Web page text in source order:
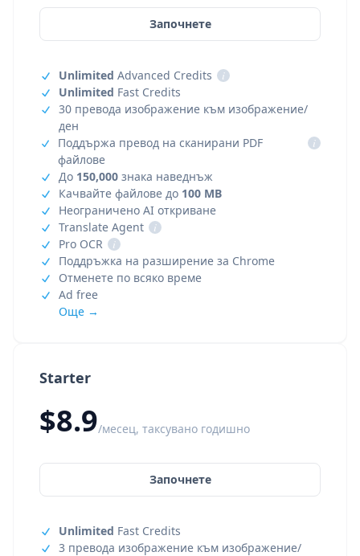
Starter
$8.9/месец, таксувано годишно
Започнете
Unlimited Fast Credits
3 превода изображение към изображение/
Започнете
Unlimited Advanced Credits
i
Unlimited Fast Credits
30 превода изображение към изображение/
ден
Поддържа превод на сканирани PDF
файлове
i
До 150,000 знака наведнъж
Качвайте файлове до 100 MB
Неограничено AI откриване
Translate Agent
i
Pro OCR
i
Поддръжка на разширение за Chrome
Отменете по всяко време
Ad free
Още →